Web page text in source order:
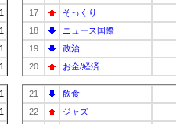
1
1
1
1
1
1
17
そっくり
18
ニュース国際
19
政治
20
お金/経済
21
飲食
22
ジャズ